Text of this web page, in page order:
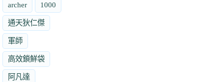
archer 1000
通天狄仁傑
軍師
高效鎖鮮袋
阿凡達